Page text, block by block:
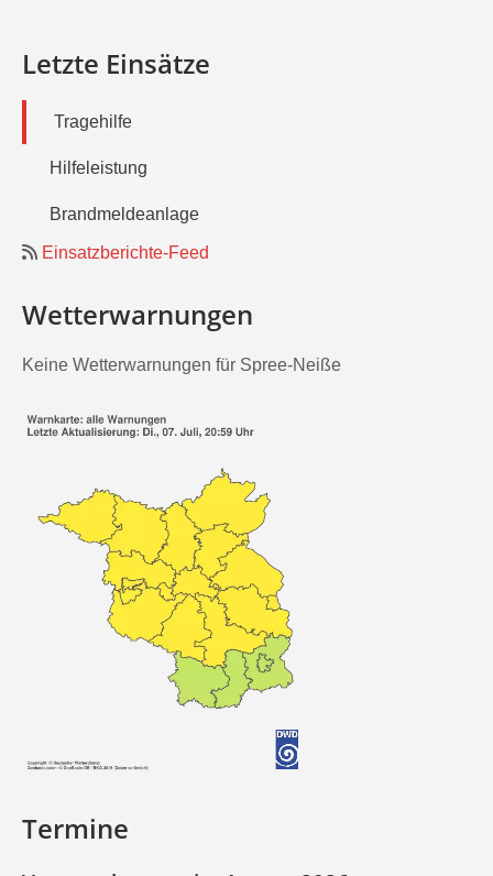
Letzte Einsätze
Tragehilfe
Hilfeleistung
Brandmeldeanlage
Einsatzberichte-Feed
Wetterwarnungen
Keine Wetterwarnungen für Spree-Neiße
Termine